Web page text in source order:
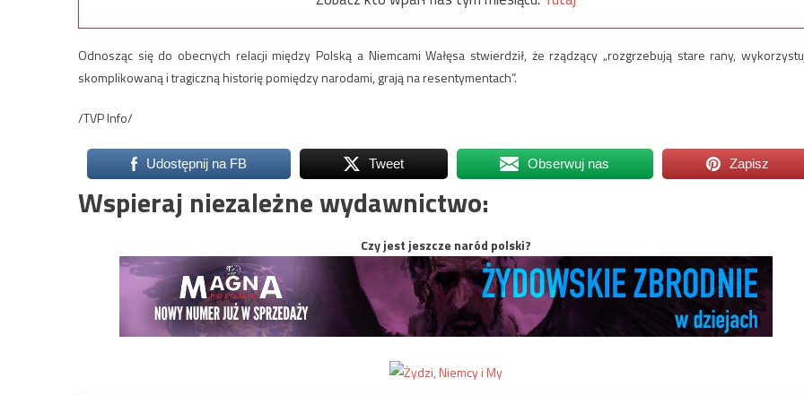
Odnosząc się do obecnych relacji między Polską a Niemcami Wałęsa stwierdził, że rządzący „rozgrzebują stare rany,
skomplikowaną i tragiczną historię pomiędzy narodami, grają na resentymentach”.
/TVP Info/
Udostępnij na FB Tweet Obserwuj nas Zapisz
Wspieraj niezależne wydawnictwo:
Czy jest jeszcze naród polski?